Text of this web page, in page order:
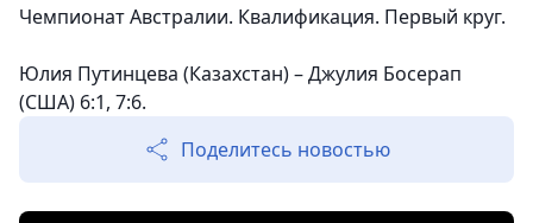
Чемпионат Австралии. Квалификация. Первый круг.
Юлия Путинцева (Казахстан) – Джулия Босерап
(США) 6:1, 7:6.
Поделитесь новостью